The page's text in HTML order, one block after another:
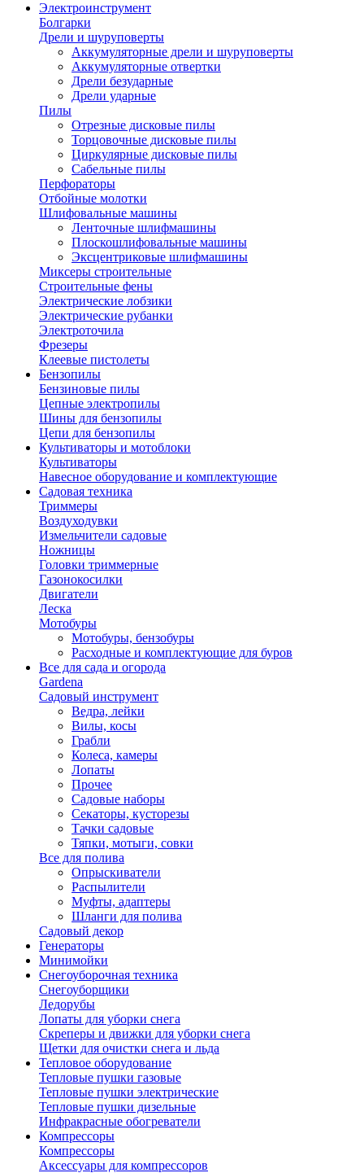
Электроинструмент
Болгарки
Дрели и шуруповерты
Аккумуляторные дрели и шуруповерты
Аккумуляторные отвертки
Дрели безударные
Дрели ударные
Пилы
Отрезные дисковые пилы
Торцовочные дисковые пилы
Циркулярные дисковые пилы
Сабельные пилы
Перфораторы
Отбойные молотки
Шлифовальные машины
Ленточные шлифмашины
Плоскошлифовальные машины
Эксцентриковые шлифмашины
Миксеры строительные
Строительные фены
Электрические лобзики
Электрические рубанки
Электроточила
Фрезеры
Клеевые пистолеты
Бензопилы
Бензиновые пилы
Цепные электропилы
Шины для бензопилы
Цепи для бензопилы
Культиваторы и мотоблоки
Культиваторы
Навесное оборудование и комплектующие
Садовая техника
Триммеры
Воздуходувки
Измельчители садовые
Ножницы
Головки триммерные
Газонокосилки
Двигатели
Леска
Мотобуры
Мотобуры, бензобуры
Расходные и комплектующие для буров
Все для сада и огорода
Gardena
Садовый инструмент
Ведра, лейки
Вилы, косы
Грабли
Колеса, камеры
Лопаты
Прочее
Садовые наборы
Секаторы, кусторезы
Тачки садовые
Тяпки, мотыги, совки
Все для полива
Опрыскиватели
Распылители
Муфты, адаптеры
Шланги для полива
Садовый декор
Генераторы
Минимойки
Снегоуборочная техника
Снегоуборщики
Ледорубы
Лопаты для уборки снега
Скреперы и движки для уборки снега
Щетки для очистки снега и льда
Тепловое оборудование
Тепловые пушки газовые
Тепловые пушки электрические
Тепловые пушки дизельные
Инфракрасные обогреватели
Компрессоры
Компрессоры
Аксессуары для компрессоров